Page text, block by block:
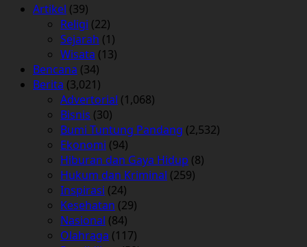
Artikel (39)
Religi (22)
Sejarah (1)
Wisata (13)
Bencana (34)
Berita (3,021)
Advertorial (1,068)
Bisnis (30)
Bumi Tuntung Pandang (2,532)
Ekonomi (94)
Hiburan dan Gaya Hidup (8)
Hukum dan Kriminal (259)
Inspirasi (24)
Kesehatan (29)
Nasional (84)
Olahraga (117)